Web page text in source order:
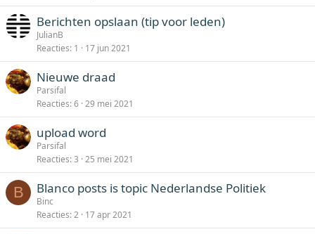
Berichten opslaan (tip voor leden)
JulianB
Reacties 1 17 jun 2021
Nieuwe draad
Parsifal
Reacties 6 29 mei 2021
upload word
Parsifal
Reacties 3 25 mei 2021
B Blanco posts is topic Nederlandse Politiek
Binc
Reacties 2 17 apr 2021